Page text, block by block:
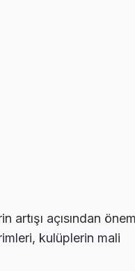
artışı açısından önem
kulüplerin mali